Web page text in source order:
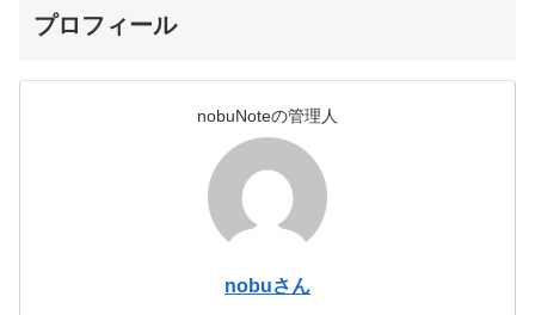
プロフィール
nobuNoteの管理人
nobuさん